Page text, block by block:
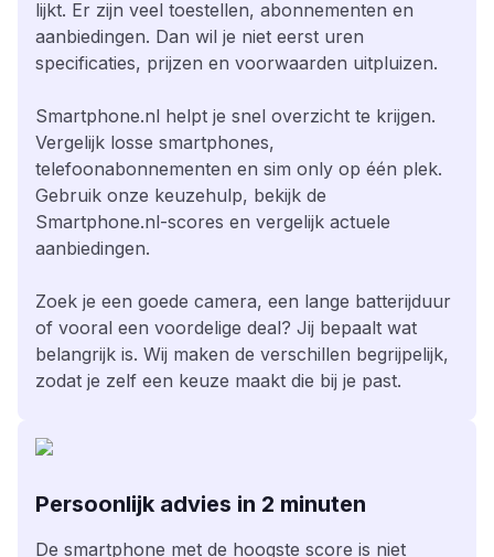
lijkt. Er zijn veel toestellen, abonnementen en
aanbiedingen. Dan wil je niet eerst uren
specificaties, prijzen en voorwaarden uitpluizen.
Smartphone.nl helpt je snel overzicht te krijgen.
Vergelijk losse smartphones,
telefoonabonnementen en sim only op één plek.
Gebruik onze keuzehulp, bekijk de
Smartphone.nl-scores en vergelijk actuele
aanbiedingen.
Zoek je een goede camera, een lange batterijduur
of vooral een voordelige deal? Jij bepaalt wat
belangrijk is. Wij maken de verschillen begrijpelijk,
zodat je zelf een keuze maakt die bij je past.
Persoonlijk advies in 2 minuten
De smartphone met de hoogste score is niet